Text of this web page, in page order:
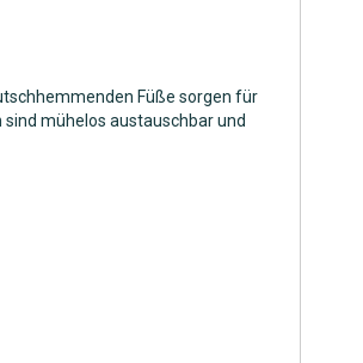
Füße sorgen für
mühelos austauschbar und